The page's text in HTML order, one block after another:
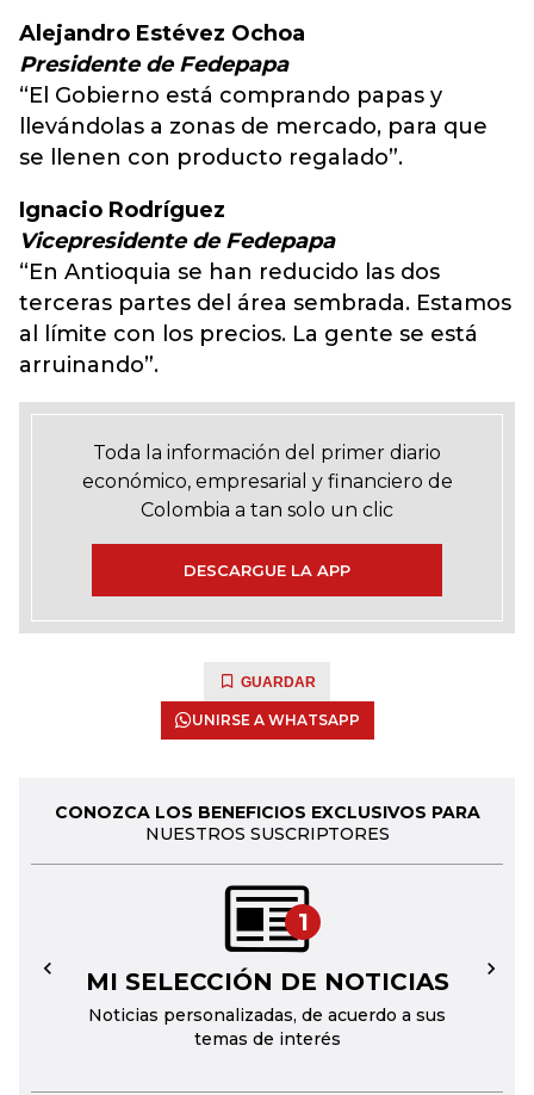
Alejandro Estévez Ochoa
Presidente de Fedepapa
“El Gobierno está comprando papas y
llevándolas a zonas de mercado, para que
se llenen con producto regalado”.
Ignacio Rodríguez
Vicepresidente de Fedepapa
“En Antioquia se han reducido las dos
terceras partes del área sembrada. Estamos
al límite con los precios. La gente se está
arruinando”.
Toda la información del primer diario
económico, empresarial y financiero de
Colombia a tan solo un clic
DESCARGUE LA APP
GUARDAR
UNIRSE A WHATSAPP
CONOZCA LOS BENEFICIOS EXCLUSIVOS PARA
NUESTROS SUSCRIPTORES
1
MI SELECCIÓN DE NOTICIAS
Noticias personalizadas, de acuerdo a sus
temas de interés
← →